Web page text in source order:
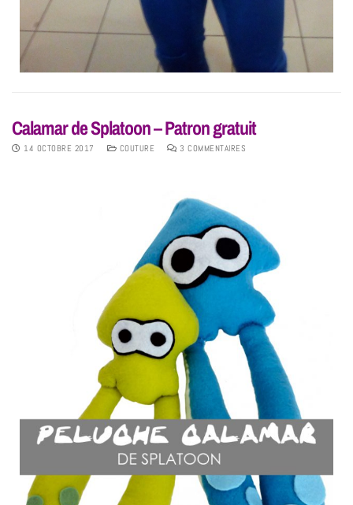
Calamar de Splatoon – Patron gratuit
14 OCTOBRE 2017 COUTURE 3 COMMENTAIRES